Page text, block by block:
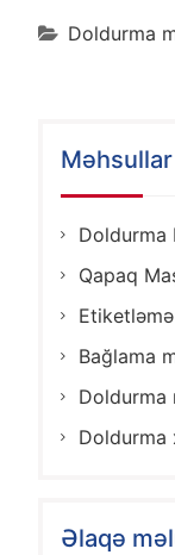
Doldurma
Məhsullar
Doldurma
Qapaq
Etiketləmə
Bağlama
Doldurma
Doldurma
Əlaqə